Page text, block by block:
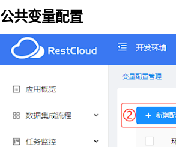
公共变量配置